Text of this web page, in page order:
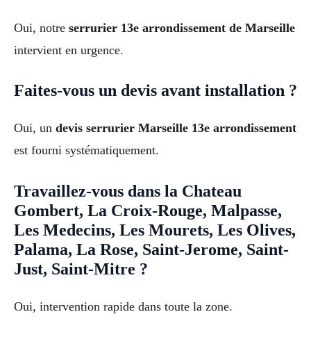
Oui, notre serrurier 13e arrondissement de Marseille
intervient en urgence.
Faites-vous un devis avant installation ?
Oui, un devis serrurier Marseille 13e arrondissement
est fourni systématiquement.
Travaillez-vous dans la Chateau
Gombert, La Croix-Rouge, Malpasse,
Les Medecins, Les Mourets, Les Olives,
Palama, La Rose, Saint-Jerome, Saint-
Just, Saint-Mitre ?
Oui, intervention rapide dans toute la zone.